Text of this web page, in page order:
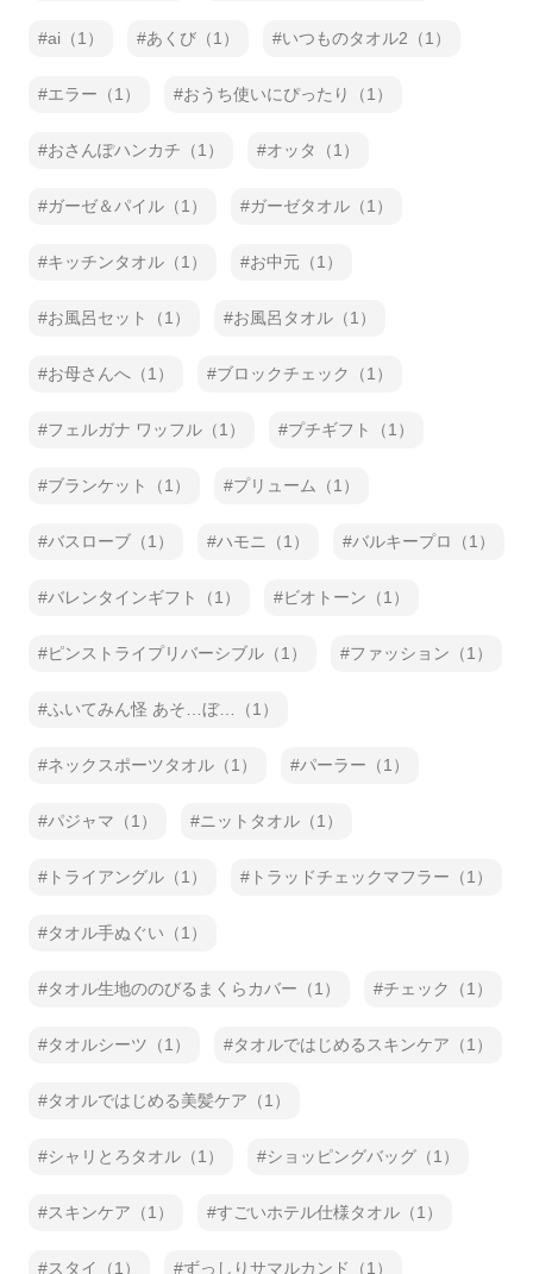
ai（1） あくび（1） いつものタオル2（1）
エラー（1） おうち使いにぴったり（1）
おさんぽハンカチ（1） オッタ（1）
ガーゼ＆パイル（1） ガーゼタオル（1）
キッチンタオル（1） お中元（1）
お風呂セット（1） お風呂タオル（1）
お母さんへ（1） ブロックチェック（1）
フェルガナ ワッフル（1） プチギフト（1）
ブランケット（1） プリューム（1）
バスローブ（1） ハモニ（1） バルキープロ（1）
バレンタインギフト（1） ビオトーン（1）
ピンストライプリバーシブル（1） ファッション（1）
ふいてみん怪 あそ…ぼ…（1）
ネックスポーツタオル（1） パーラー（1）
パジャマ（1） ニットタオル（1）
トライアングル（1） トラッドチェックマフラー（1）
タオル手ぬぐい（1）
タオル生地ののびるまくらカバー（1） チェック（1）
タオルシーツ（1） タオルではじめるスキンケア（1）
タオルではじめる美髪ケア（1）
シャリとろタオル（1） ショッピングバッグ（1）
スキンケア（1） すごいホテル仕様タオル（1）
スタイ（1） ずっしりサマルカンド（1）